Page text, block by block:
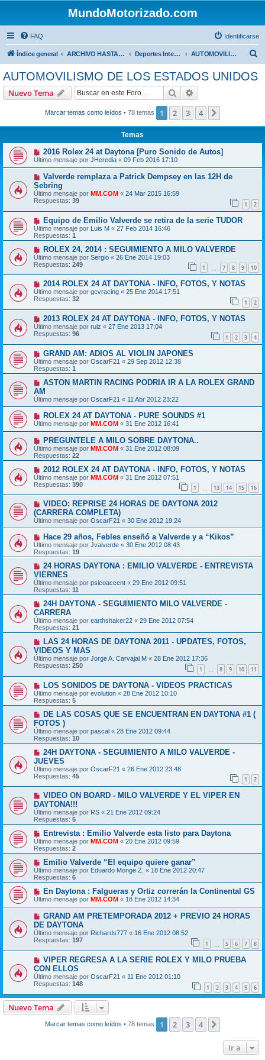
MundoMotorizado.com
FAQ Identificarse
Índice general ARCHIVO HASTA 2018 Deportes Internacionales AUTOMOVILISMO DE LOS ESTADOS UNIDOS
AUTOMOVILISMO DE LOS ESTADOS UNIDOS
Nuevo Tema Buscar
Marcar temas como leídos • 78 temas 1 2 3 4
Temas
2016 Rolex 24 at Daytona [Puro Sonido de Autos]
Último mensaje por JHeredia « 09 Feb 2016 17:10
Valverde remplaza a Patrick Dempsey en las 12H de
Sebring
Último mensaje por MM.COM « 24 Mar 2015 16:59
Respuestas: 39 1 2
Equipo de Emilio Valverde se retira de la serie TUDOR
Último mensaje por Luis M « 27 Feb 2014 16:46
Respuestas: 1
ROLEX 24, 2014 : SEGUIMIENTO A MILO VALVERDE
Último mensaje por Sergio « 26 Ene 2014 19:03
Respuestas: 249 1 7 8 9 10
2014 ROLEX 24 AT DAYTONA - INFO, FOTOS, Y NOTAS
Último mensaje por gcvracing « 25 Ene 2014 17:51
Respuestas: 32 1 2
2013 ROLEX 24 AT DAYTONA - INFO, FOTOS, Y NOTAS
Último mensaje por ruiz « 27 Ene 2013 17:04
Respuestas: 96 1 2 3 4
GRAND AM: ADIOS AL VIOLIN JAPONES
Último mensaje por OscarF21 « 29 Sep 2012 12:38
Respuestas: 1
ASTON MARTIN RACING PODRIA IR A LA ROLEX GRAND
AM
Último mensaje por OscarF21 « 11 Abr 2012 23:22
ROLEX 24 AT DAYTONA - PURE SOUNDS #1
Último mensaje por MM.COM « 31 Ene 2012 16:41
PREGUNTELE A MILO SOBRE DAYTONA..
Último mensaje por MM.COM « 31 Ene 2012 08:09
Respuestas: 22
2012 ROLEX 24 AT DAYTONA - INFO, FOTOS, Y NOTAS
Último mensaje por MM.COM « 31 Ene 2012 07:51
Respuestas: 390 1 13 14 15 16
VIDEO: REPRISE 24 HORAS DE DAYTONA 2012
(CARRERA COMPLETA)
Último mensaje por OscarF21 « 30 Ene 2012 19:24
Hace 29 años, Febles enseñó a Valverde y a “Kikos”
Último mensaje por Jvalverde « 30 Ene 2012 08:43
Respuestas: 19
24 HORAS DAYTONA : EMILIO VALVERDE - ENTREVISTA
VIERNES
Último mensaje por psicoaccent « 29 Ene 2012 09:51
Respuestas: 11
24H DAYTONA - SEGUIMIENTO MILO VALVERDE -
CARRERA
Último mensaje por earthshaker22 « 29 Ene 2012 07:54
Respuestas: 21
LAS 24 HORAS DE DAYTONA 2011 - UPDATES, FOTOS,
VIDEOS Y MAS
Último mensaje por Jorge A. Carvajal M « 28 Ene 2012 17:36
Respuestas: 250 1 … 8 9 10 11
LOS SONIDOS DE DAYTONA - VIDEOS PRACTICAS
Último mensaje por evolution « 28 Ene 2012 10:10
Respuestas: 5
DE LAS COSAS QUE SE ENCUENTRAN EN DAYTONA #1 (
FOTOS )
Último mensaje por pascal « 28 Ene 2012 09:44
Respuestas: 10
24H DAYTONA - SEGUIMIENTO A MILO VALVERDE -
JUEVES
Último mensaje por OscarF21 « 26 Ene 2012 23:48
Respuestas: 45 1 2
VIDEO ON BOARD - MILO VALVERDE Y EL VIPER EN
DAYTONA!!!
Último mensaje por RS « 21 Ene 2012 09:24
Respuestas: 5
Entrevista : Emilio Valverde esta listo para Daytona
Último mensaje por MM.COM « 20 Ene 2012 09:59
Respuestas: 2
Emilio Valverde “El equipo quiere ganar”
Último mensaje por Eduardo Monge Z. « 18 Ene 2012 20:47
Respuestas: 6
En Daytona : Falgueras y Ortiz correrán la Continental GS
Último mensaje por MM.COM « 18 Ene 2012 14:34
GRAND AM PRETEMPORADA 2012 + PREVIO 24 HORAS
DE DAYTONA
Último mensaje por Richards777 « 16 Ene 2012 08:52
Respuestas: 197 1 5 6 7 8
VIPER REGRESA A LA SERIE ROLEX Y MILO PRUEBA
CON ELLOS
Último mensaje por OscarF21 « 11 Ene 2012 01:10
Respuestas: 148 1 2 3 4 5 6
Nuevo Tema
Marcar temas como leídos • 78 temas 1 2 3 4
Ir a